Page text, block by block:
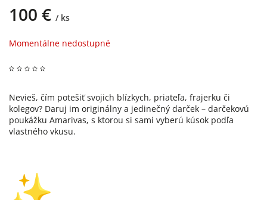
100 € / ks
Momentálne nedostupné
Nevieš, čím potešiť svojich blízkych, priateľa, frajerku či
kolegov? Daruj im originálny a jedinečný darček – darčekovú
poukážku Amarivas, s ktorou si sami vyberú kúsok podľa
vlastného vkusu.